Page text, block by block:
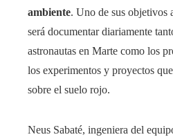
ambiente. Uno de sus objetivos
será documentar diariamente
astronautas en Marte como los
los experimentos y proyectos
sobre el suelo rojo.
Neus Sabaté, ingeniera del